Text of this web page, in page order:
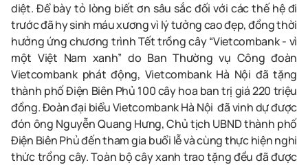
diệt. Để bày tỏ lòng biết ơn sâu sắc đối với các thế hệ đi
trướcđã hy sinh máu xương vì lý tưởng cao đẹp,đồng thời
hưởng ứngchương trình Tết trồng cây “Vietcombank - vì
một Việt Nam xanh” do Ban Thường vụ Công đoàn
Vietcombank phát động, Vietcombank Hà Nội đã tặng
thành phố Điện Biên Phủ 100 cây hoa ban trị giá 220 triệu
đồng. Đoàn đại biểu Vietcombank Hà Nội đã vinh dự được
đón ông Nguyễn Quang Hưng,Chủ tịch UBND thành phố
Điện Biên Phủđến tham gia buổi lễ và cùng thực hiện nghi
thức trồng cây. Toàn bộ cây xanh trao tặng đều đã được